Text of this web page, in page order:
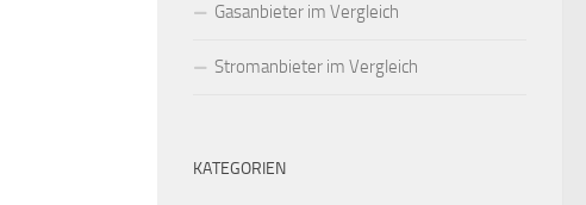
Gasanbieter im Vergleich
Stromanbieter im Vergleich
KATEGORIEN